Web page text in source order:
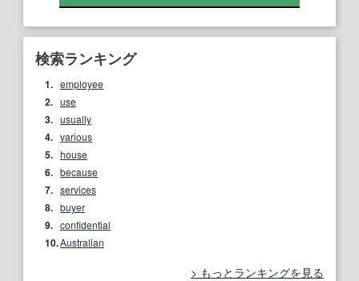
検索ランキング
1. employee
2. use
3. usually
4. various
5. house
6. because
7. services
8. buyer
9. confidential
10.Australian
もっとランキングを見る